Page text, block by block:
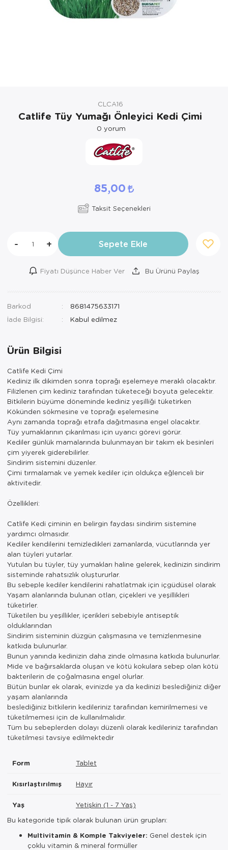
CLCA16
Catlife Tüy Yumağı Önleyici Kedi Çimi
0 yorum
85,00
Taksit Seçenekleri
- + Sepete Ekle
Fiyatı Düşünce Haber Ver Bu Ürünü Paylaş
Barkod
8681475633171
İade Bilgisi:
Ürün Bilgisi
Catlife Kedi Çimi
Kediniz ilk dikimden sonra toprağı eşelemeye meraklı olacaktır.
Filizlenen çim kediniz tarafından tüketeceği boyuta gelecektir.
Bitkilerin büyüme döneminde kediniz yeşilliği tüketirken
Kökünden sökmesine ve toprağı eşelemesine
Aynı zamanda toprağı etrafa dağıtmasına engel olacaktır.
Tüy yumaklarının çıkarılması için uyarıcı görevi görür.
Kediler günlük mamalarında bulunmayan bir takım ek besinleri
çim yiyerek giderebilirler.
Sindirim sistemini düzenler.
Çimi tırmalamak ve yemek kediler için oldukça eğlenceli bir
aktivitedir.
Özellikleri:
Catlife Kedi çiminin en belirgin faydası sindirim sistemine
yardımcı olmasıdır.
Kediler kendilerini temizledikleri zamanlarda, vücutlarında yer
alan tüyleri yutarlar.
Yutulan bu tüyler, tüy yumakları haline gelerek, kedinizin sindirim
sisteminde rahatsızlık oluştururlar.
Bu sebeple kediler kendilerini rahatlatmak için içgüdüsel olarak
Yaşam alanlarında bulunan otları, çiçekleri ve yeşillikleri
tüketirler.
Tüketilen bu yeşillikler, içerikleri sebebiyle antiseptik
olduklarından
Sindirim sisteminin düzgün çalışmasına ve temizlenmesine
katkıda bulunurlar.
Bunun yanında kedinizin daha zinde olmasına katkıda bulunurlar.
Mide ve bağırsaklarda oluşan ve kötü kokulara sebep olan kötü
bakterilerin de çoğalmasına engel olurlar.
Bütün bunlar ek olarak, evinizde ya da kedinizi beslediğiniz diğer
yaşam alanlarında
beslediğiniz bitkilerin kedileriniz tarafından kemirilmemesi ve
tüketilmemesi için de kullanılmalıdır.
Tüm bu sebeplerden dolayı düzenli olarak kedileriniz tarafından
tüketilmesi tavsiye edilmektedir
Form Tablet
Kısırlaştırılmış Hayır
Yaş
Yetişkin (1 - 7 Yaş)
Bu kategoride tipik olarak bulunan ürün grupları:
Multivitamin & Komple Takviyeler: Genel destek için
çoklu vitamin & mineral formüller